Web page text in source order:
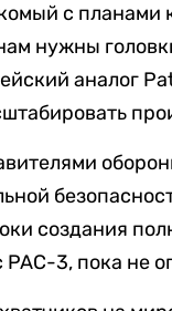
с планами
нужны
аналог
создания
3, пока не